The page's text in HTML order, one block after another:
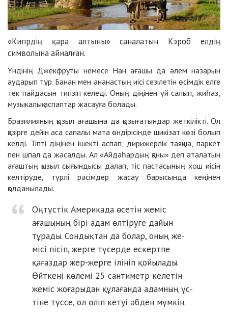
«Кипрдің қара алтыны» сана­латын Кэроб елдің
символына айналған.
Үндінің Джекфруты немесе Нан ағашы да әлем назарын
аударып тұр. Банан мен ананастың иісі сезілетін өсімдік елге
тек пайдасын тигізіп келеді. Оның діңінен үй салып, жиһаз,
музыкалық аспаптар жасауға болады.
Бразилияның қызыл ағашына да қызығатындар жеткілікті. Ол
қазірге дейін аса сапалы мата өндірісінде шикізат көзі болып
келді. Тіпті діңінен ішекті аспап, дирижерлік таяқша, паркет
пен шпал да жасалды. Ал «Айдаһардың қаны» деп аталатын
ағаштың қызыл сығындысы далап, тіс пастасының хош иісін
келтіруде, түрлі рәсімдер жасау барысында кеңінен
қолданылады.
Оңтүстік Америкада өсетін жеміс
ағашының бірі адам өлтіруге дайын
тұрады. Сондықтан да болар, оның же­­
місі пісіп, жерге түсерде ескертпе
қағаздар жер-жерге ілініп қойылады.
Өйт­­кені көлемі 25 сантиметр келетін
же­­міс жоғарыдан құлағанда адамның үс­­
ті­не түссе, ол өліп кетуі әбден мүм­кін.